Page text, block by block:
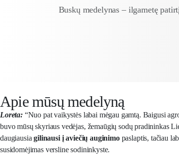
Buskų medelynas – ilgametę
Apie mūsų medelyną
Loreta:“Nuo pat vaikystės labai mėgau gamtą. Baigusi
buvo mūsų skyriaus vedėjas, žemaūgių sodų pradininkas
daugiausiagilinausi į aviečių auginimopaslaptis, tačiau
susidomėjimas versline sodininkyste.